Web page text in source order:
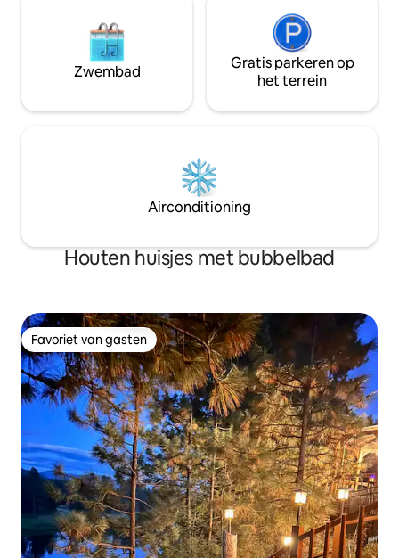
Zwembad
Gratis parkeren op
het terrein
Airconditioning
Houten huisjes met bubbelbad
Favoriet van gasten
Favoriet van gasten